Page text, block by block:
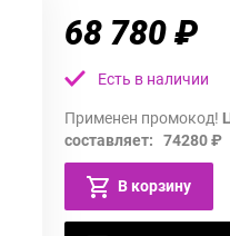
68 780 ₽
Есть в наличии
Применен промокод!
составляет: 74280 ₽
В корзину